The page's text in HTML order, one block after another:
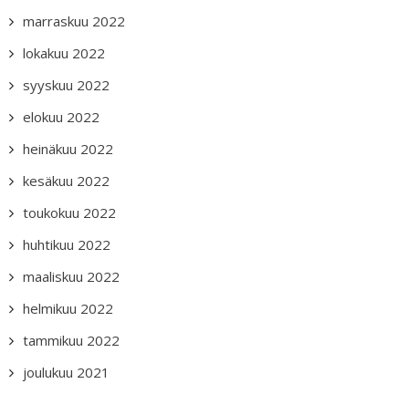
marraskuu 2022
lokakuu 2022
syyskuu 2022
elokuu 2022
heinäkuu 2022
kesäkuu 2022
toukokuu 2022
huhtikuu 2022
maaliskuu 2022
helmikuu 2022
tammikuu 2022
joulukuu 2021